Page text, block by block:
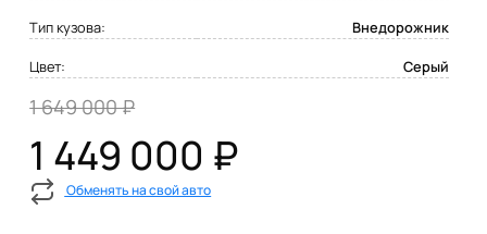
Тип кузова:
Внедорожник
Цвет:
Серый
1 649 000 ₽
1 449 000 ₽
Обменять на свой авто